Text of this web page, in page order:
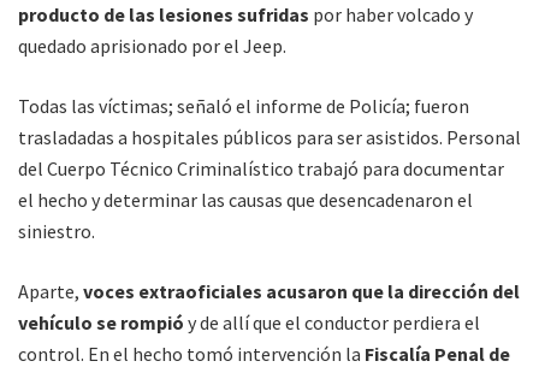
producto de las lesiones sufridas por haber volcado y
quedado aprisionado por el Jeep.
Todas las víctimas; señaló el informe de Policía; fueron
trasladadas a hospitales públicos para ser asistidos. Personal
del Cuerpo Técnico Criminalístico trabajó para documentar
el hecho y determinar las causas que desencadenaron el
siniestro.
Aparte, voces extraoficiales acusaron que la dirección del
vehículo se rompió y de allí que el conductor perdiera el
control. En el hecho tomó intervención la Fiscalía Penal de